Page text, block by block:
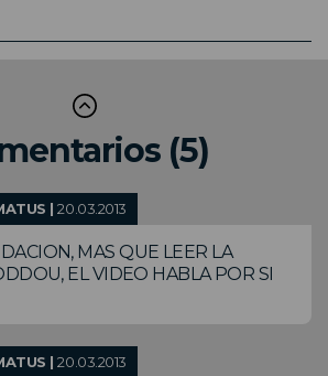
(5)
|20.03.2013
MAS QUE LEER LA
EL VIDEO HABLA POR SI
|20.03.2013